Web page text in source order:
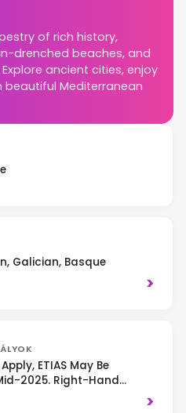
of rich history,
drenched beaches, and
ancient cities, enjoy
beautiful Mediterranean
Galician, Basque
>
ETIAS May Be
2025. Right-Hand
>